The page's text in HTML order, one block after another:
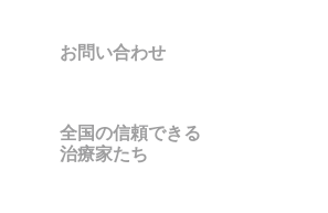
お問い合わせ
全国の信頼できる
治療家たち